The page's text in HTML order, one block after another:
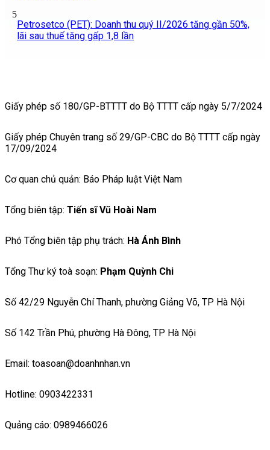
5
Petrosetco (PET): Doanh thu quý II/2026 tăng gần 50%,
lãi sau thuế tăng gấp 1,8 lần
Giấy phép số 180/GP-BTTTT do Bộ TTTT cấp ngày 5/7/2024
Giấy phép Chuyên trang số 29/GP-CBC do Bộ TTTT cấp ngày
17/09/2024
Cơ quan chủ quản: Báo Pháp luật Việt Nam
Tổng biên tập: Tiến sĩ Vũ Hoài Nam
Phó Tổng biên tập phụ trách: Hà Ánh Bình
Tổng Thư ký toà soạn: Phạm Quỳnh Chi
Số 42/29 Nguyễn Chí Thanh, phường Giảng Võ, TP Hà Nội
Số 142 Trần Phú, phường Hà Đông, TP Hà Nội
Email: toasoan@doanhnhan.vn
Hotline: 0903422331
Quảng cáo: 0989466026